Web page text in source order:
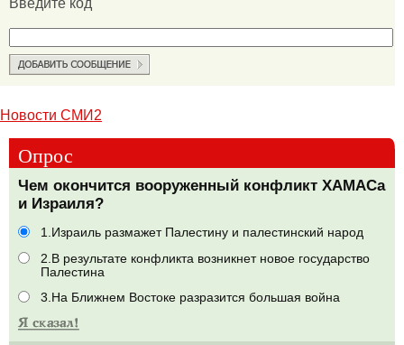
Новости СМИ2
Опрос
Чем окончится вооруженный конфликт ХАМАСа
и Израиля?
1.Израиль размажет Палестину и палестинский народ
2.В результате конфликта возникнет новое государство
Палестина
3.На Ближнем Востоке разразится большая война